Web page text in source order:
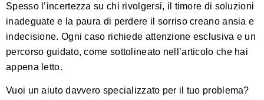
Spesso l’incertezza su chi rivolgersi, il timore di soluzioni
inadeguate e la paura di perdere il sorriso creano ansia e
indecisione. Ogni caso richiede attenzione esclusiva e un
percorso guidato, come sottolineato nell’articolo che hai
appena letto.
Vuoi un aiuto davvero specializzato per il tuo problema?